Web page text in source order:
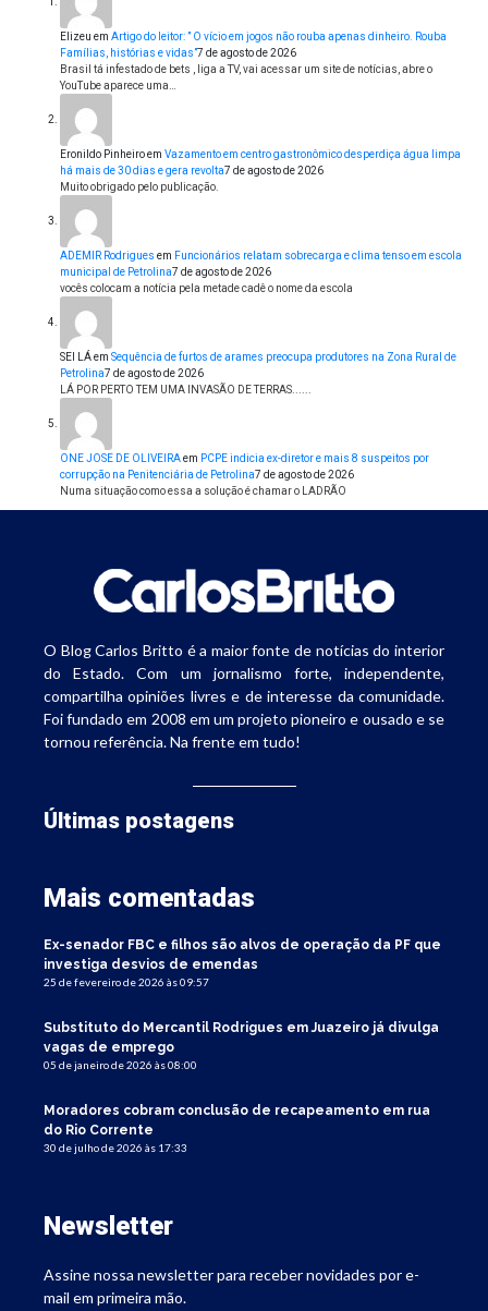
Elizeu em Artigo do leitor: ” O vício em jogos não rouba apenas dinheiro. Rouba
Famílias, histórias e vidas”7 de agosto de 2026
Brasil tá infestado de bets , liga a TV, vai acessar um site de notícias, abre o
YouTube aparece uma…
Eronildo Pinheiroem Vazamento em centro gastronômico desperdiça água limpa
há mais de 30 dias e gera revolta7 de agosto de 2026
Muito obrigado pelo publicação.
ADEMIR Rodrigues em Funcionários relatam sobrecarga e clima tenso em escola
municipal de Petrolina7 de agosto de 2026
vocês colocam a notícia pela metade cadê o nome da escola
SEI LÁem Sequência de furtos de arames preocupa produtores na Zona Rural de
Petrolina7 de agosto de 2026
LÁ POR PERTO TEM UMA INVASÃO DE TERRAS......
ONE JOSE DE OLIVEIRAem PCPE indicia ex-diretor e mais 8 suspeitos por
corrupção na Penitenciária de Petrolina7 de agosto de 2026
Numa situação como essa a solução é chamar o LADRÃO
O Blog Carlos Britto é a maior fonte de notícias do interior
do Estado. Com um jornalismo forte, independente,
compartilha opiniões livres e de interesse da comunidade.
Foi fundado em 2008 em um projeto pioneiro e ousado e se
tornou referência. Na frente em tudo!
Últimas postagens
Mais comentadas
Ex-senador FBC e filhos são alvos de operação da PF que
investiga desvios de emendas
25 de fevereiro de 2026 às 09:57
Substituto do Mercantil Rodrigues em Juazeiro já divulga
vagas de emprego
05 de janeiro de 2026 às 08:00
Moradores cobram conclusão de recapeamento em rua
do Rio Corrente
30 de julho de 2026 às 17:33
Newsletter
Assine nossa newsletter para receber novidades por e-
mail em primeira mão.